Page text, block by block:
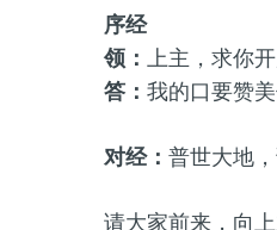
序经
领： 上主，求你开
答： 我的口要赞美
对经： 普世大地
请大家前来，向上